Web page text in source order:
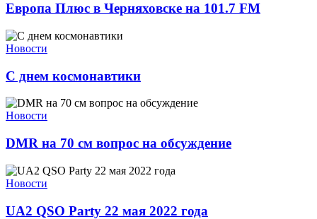
Европа Плюс в Черняховске на 101.7 FM
Новости
С днем космонавтики
Новости
DMR на 70 см вопрос на обсуждение
Новости
UA2 QSO Party 22 мая 2022 года